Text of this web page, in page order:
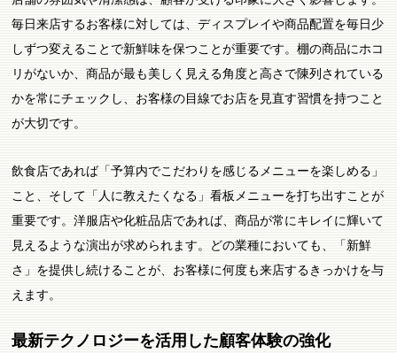
毎日来店するお客様に対しては、ディスプレイや商品配置を毎日少
しずつ変えることで新鮮味を保つことが重要です。棚の商品にホコ
リがないか、商品が最も美しく見える角度と高さで陳列されている
かを常にチェックし、お客様の目線でお店を見直す習慣を持つこと
が大切です。
飲食店であれば「予算内でこだわりを感じるメニューを楽しめる」
こと、そして「人に教えたくなる」看板メニューを打ち出すことが
重要です。洋服店や化粧品店であれば、商品が常にキレイに輝いて
見えるような演出が求められます。どの業種においても、「新鮮
さ」を提供し続けることが、お客様に何度も来店するきっかけを与
えます。
最新テクノロジーを活用した顧客体験の強化